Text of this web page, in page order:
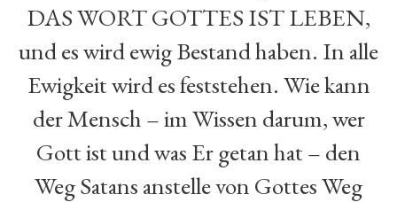
DAS WORT GOTTES IST LEBEN,
und es wird ewig Bestand haben. In alle
Ewigkeit wird es feststehen. Wie kann
der Mensch – im Wissen darum, wer
Gott ist und was Er getan hat – den
Weg Satans anstelle von Gottes Weg